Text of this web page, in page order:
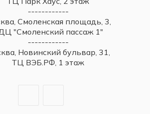
------------
Смоленская площадь, 3,
"Смоленский пассаж 1"
------------
Новинский бульвар, 31,
ТЦ ВЭБ.РФ, 1 этаж